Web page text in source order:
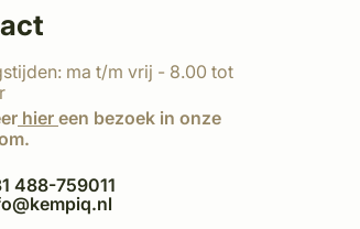
ma t/m vrij - 8.00 tot
hier een bezoek in onze
488-759011